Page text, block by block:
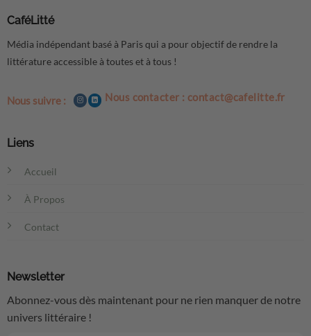
CaféLitté
Média indépendant basé à Paris qui a pour objectif de rendre la
littérature accessible à toutes et à tous !
Nous suivre : Nous contacter : contact@cafelitte.fr
Liens
Accueil
À Propos
Contact
Newsletter
Abonnez-vous dès maintenant pour ne rien manquer de notre
univers littéraire !